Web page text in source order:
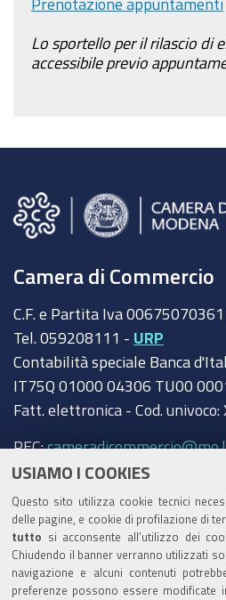
USIAMO I COOKIES
Questo sito utilizza cookie tecnici
delle pagine, e cookie di profilazione di
tutto si acconsente all’utilizzo dei
Chiudendo il banner verranno utilizzati
navigazione e alcuni contenuti
preferenze possono essere modificate
Prenotazione appuntamenti
Lo sportello per il rilascio di
accessibile previo
Camera di Commercio
C.F. e Partita Iva 00675070361
Tel. 059208111 - URP
Contabilità speciale Banca
IT75Q 01000 04306 TU00
Fatt. elettronica - Cod. univoco:
PEC:
Trasparenza
Amministrazione trasparente
Albo Camerale
Pubblicità Legale